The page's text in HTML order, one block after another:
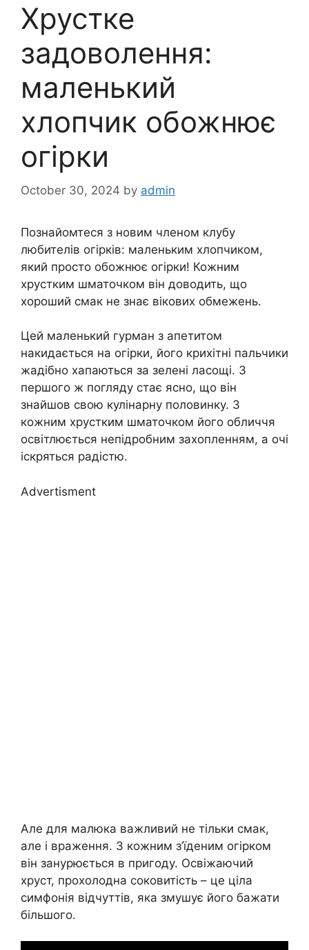
Хрустке
задоволення:
маленький
хлопчик обожнює
огірки
October 30, 2024 by admin
Познайомтеся з новим членом клубу
любителів огірків: маленьким хлопчиком,
який просто обожнює огірки! Кожним
хрустким шматочком він доводить, що
хороший смак не знає вікових обмежень.
Цей маленький гурман з апетитом
накидається на огірки, його крихітні пальчики
жадібно хапаються за зелені ласощі. З
першого ж погляду стає ясно, що він
знайшов свою кулінарну половинку. З
кожним хрустким шматочком його обличчя
освітлюється непідробним захопленням, а очі
іскряться радістю.
Advertisment
Але для малюка важливий не тільки смак,
але і враження. З кожним з’їденим огірком
він занурюється в пригоду. Освіжаючий
хруст, прохолодна соковитість – це ціла
симфонія відчуттів, яка змушує його бажати
більшого.